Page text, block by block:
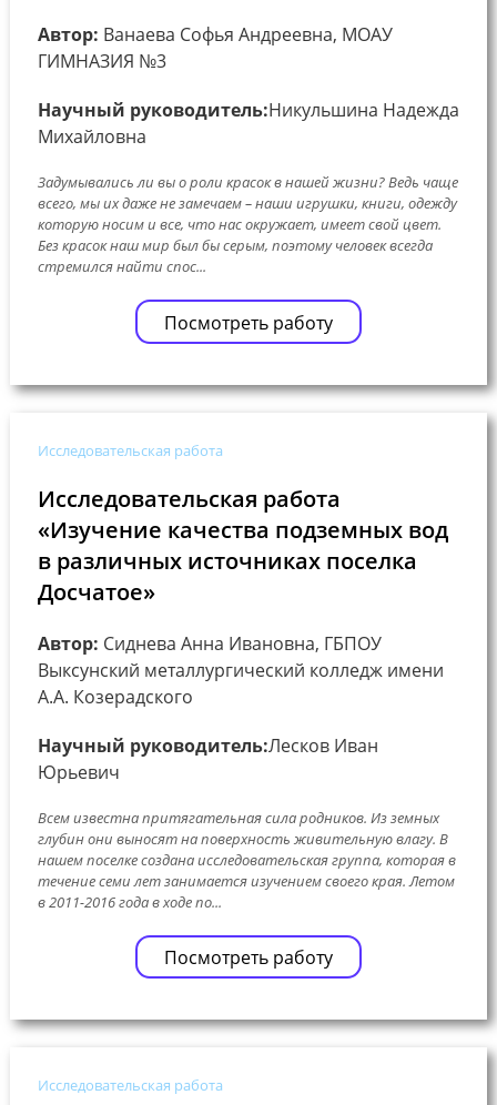
Автор: Ванаева Софья Андреевна, МОАУ
ГИМНАЗИЯ №3
Научный руководитель:Никульшина Надежда
Михайловна
Задумывались ли вы о роли красок в нашей жизни? Ведь чаще
всего, мы их даже не замечаем – наши игрушки, книги, одежду
которую носим и все, что нас окружает, имеет свой цвет.
Без красок наш мир был бы серым, поэтому человек всегда
стремился найти спос...
Посмотреть работу
Исследовательская работа
Исследовательская работа
«Изучение качества подземных вод
в различных источниках поселка
Досчатое»
Автор: Сиднева Анна Ивановна, ГБПОУ
Выксунский металлургический колледж имени
А.А. Козерадского
Научный руководитель:Лесков Иван
Юрьевич
Всем известна притягательная сила родников. Из земных
глубин они выносят на поверхность живительную влагу. В
нашем поселке создана исследовательская группа, которая в
течение семи лет занимается изучением своего края. Летом
в 2011-2016 года в ходе по...
Посмотреть работу
Исследовательская работа